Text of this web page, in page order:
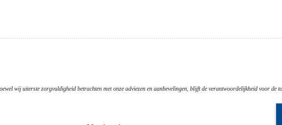
wij uiterste zorgvuldigheid betrachten met onze adviezen en aanbevelingen, blijft de verantwoordelijkheid voor de